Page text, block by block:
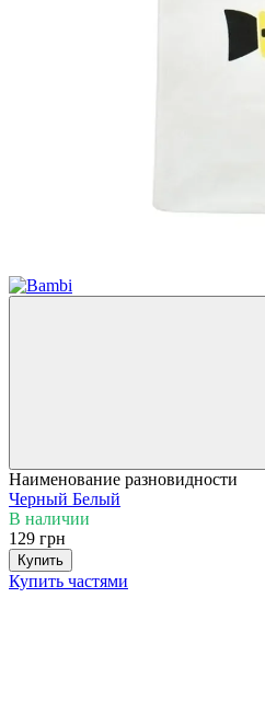
Наименование разновидности
Черный Белый
В наличии
129 грн
Купить
Купить частями